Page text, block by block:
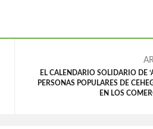
EL CALENDARIO SOLIDARIO DE
PERSONAS POPULARES DE
EN LOS